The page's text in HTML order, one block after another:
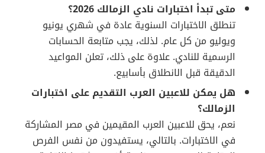
متى تبدأ اختبارات نادي الزمالك 2026؟
تنطلق الاختبارات السنوية عادة في شهري يونيو
ويوليو من كل عام. لذلك، يجب متابعة الحسابات
الرسمية للنادي. علاوة على ذلك، تعلن المواعيد
الدقيقة قبل الانطلاق بأسابيع.
هل يمكن للاعبين العرب التقديم على اختبارات
الزمالك؟
نعم، يحق للاعبين العرب المقيمين في مصر المشاركة
في الاختبارات. بالتالي، يستفيدون من نفس الفرص